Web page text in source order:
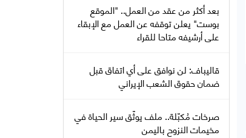
بعد أكثر من عقد من العمل.. "الموقع
بوست" يعلن توقفه عن العمل مع الإبقاء
على أرشيفه متاحا للقراء
قاليباف: لن نوافق على أي اتفاق قبل
ضمان حقوق الشعب الإيراني
صرخات مُكبّلة.. ملف يوثّق سير الحياة في
مخيمات النزوح باليمن